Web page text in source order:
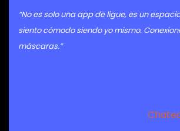
“No es solo una app de ligue, es un
siento cómodo siendo yo mismo.
máscaras.”